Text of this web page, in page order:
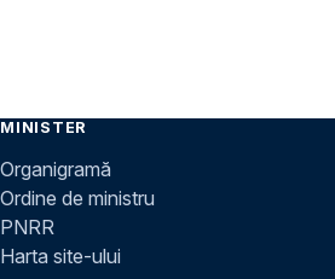
MINISTER
Organigramă
Ordine de ministru
PNRR
Harta site-ului